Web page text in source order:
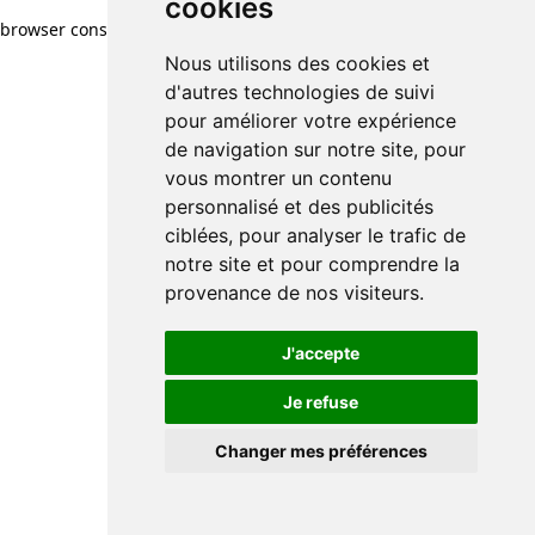
cookies
Nous utilisons des cookies et
d'autres technologies de suivi
pour améliorer votre expérience
de navigation sur notre site, pour
vous montrer un contenu
personnalisé et des publicités
ciblées, pour analyser le trafic de
notre site et pour comprendre la
provenance de nos visiteurs.
J'accepte
Je refuse
Changer mes préférences
browser console for more information)